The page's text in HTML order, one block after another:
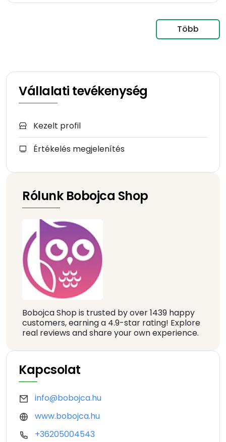
Több
Vállalati tevékenység
Kezelt profil
Értékelés megjelenítés
Rólunk Bobojca Shop
Bobojca Shop is trusted by over 1439 happy
customers, earning a 4.9-star rating! Explore
real reviews and share your own experience.
Kapcsolat
info@bobojca.hu
www.bobojca.hu
+36205004543